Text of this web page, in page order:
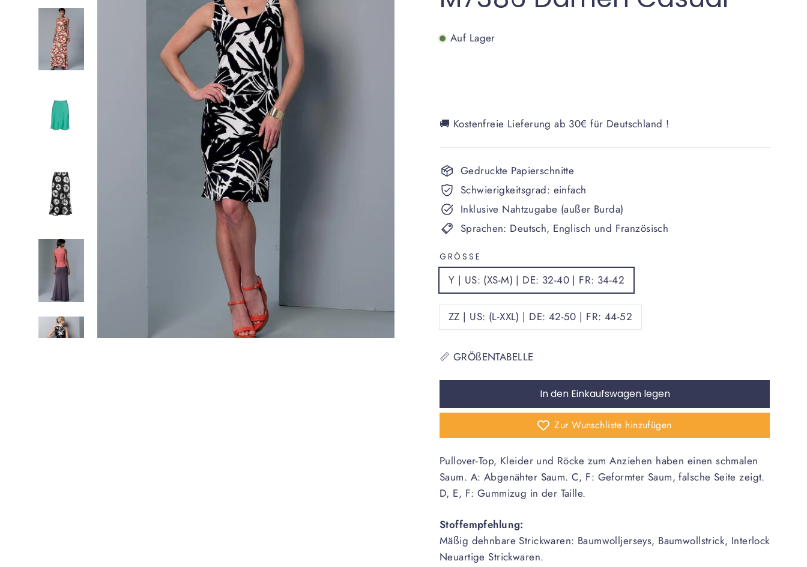
Auf Lager
🚚 Kostenfreie Lieferung ab 30€ für Deutschland !
Gedruckte Papierschnitte
Schwierigkeitsgrad: einfach
Inklusive Nahtzugabe (außer Burda)
Sprachen: Deutsch, Englisch und Französisch
GRÖSSE
Y | US: (XS-M) | DE: 32-40 | FR: 34-42
ZZ | US: (L-XXL) | DE: 42-50 | FR: 44-52
📏 GRÖßENTABELLE
In den Einkaufswagen legen
Zur Wunschliste hinzufügen
Pullover-Top, Kleider und Röcke zum Anziehen haben einen schmalen
Saum. A: Abgenähter Saum. C, F: Geformter Saum, falsche Seite zeigt.
D, E, F: Gummizug in der Taille.
Stoffempfehlung:
Mäßig dehnbare Strickwaren: Baumwolljerseys, Baumwollstrick, Interlock
Neuartige Strickwaren.